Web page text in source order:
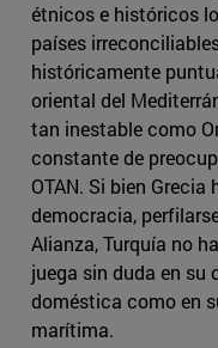
étnicos e históricos
países
históricamente
oriental del
tan inestable como
constante de
OTAN. Si bien
democracia,
Alianza, Turquía no
juega sin duda en
doméstica como en
marítima.